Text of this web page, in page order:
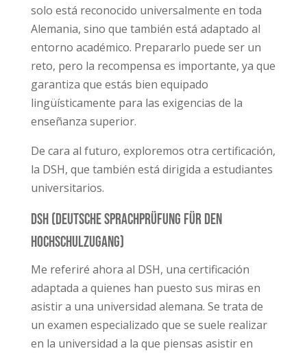
solo está reconocido universalmente en toda
Alemania, sino que también está adaptado al
entorno académico. Prepararlo puede ser un
reto, pero la recompensa es importante, ya que
garantiza que estás bien equipado
lingüísticamente para las exigencias de la
enseñanza superior.
De cara al futuro, exploremos otra certificación,
la DSH, que también está dirigida a estudiantes
universitarios.
DSH (Deutsche Sprachprüfung für den
Hochschulzugang)
Me referiré ahora al DSH, una certificación
adaptada a quienes han puesto sus miras en
asistir a una universidad alemana. Se trata de
un examen especializado que se suele realizar
en la universidad a la que piensas asistir en